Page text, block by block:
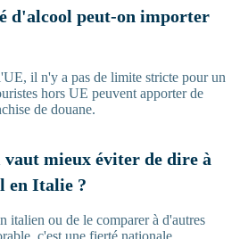
d'alcool peut-on importer
il n'y a pas de limite stricte pour un
hors UE peuvent apporter de
de douane.
mieux éviter de dire à
en Italie ?
italien ou de le comparer à d'autres
c'est une fierté nationale.